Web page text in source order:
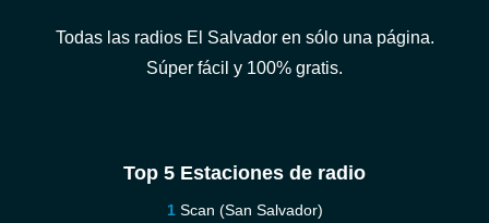
Todas las radios El Salvador en sólo una página.
Súper fácil y 100% gratis.
Top 5 Estaciones de radio
Scan (San Salvador)